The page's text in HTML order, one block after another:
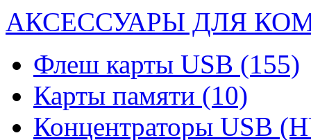
АКСЕССУАРЫ ДЛЯ
Флеш карты USB (155)
Карты памяти (10)
Концентраторы USB